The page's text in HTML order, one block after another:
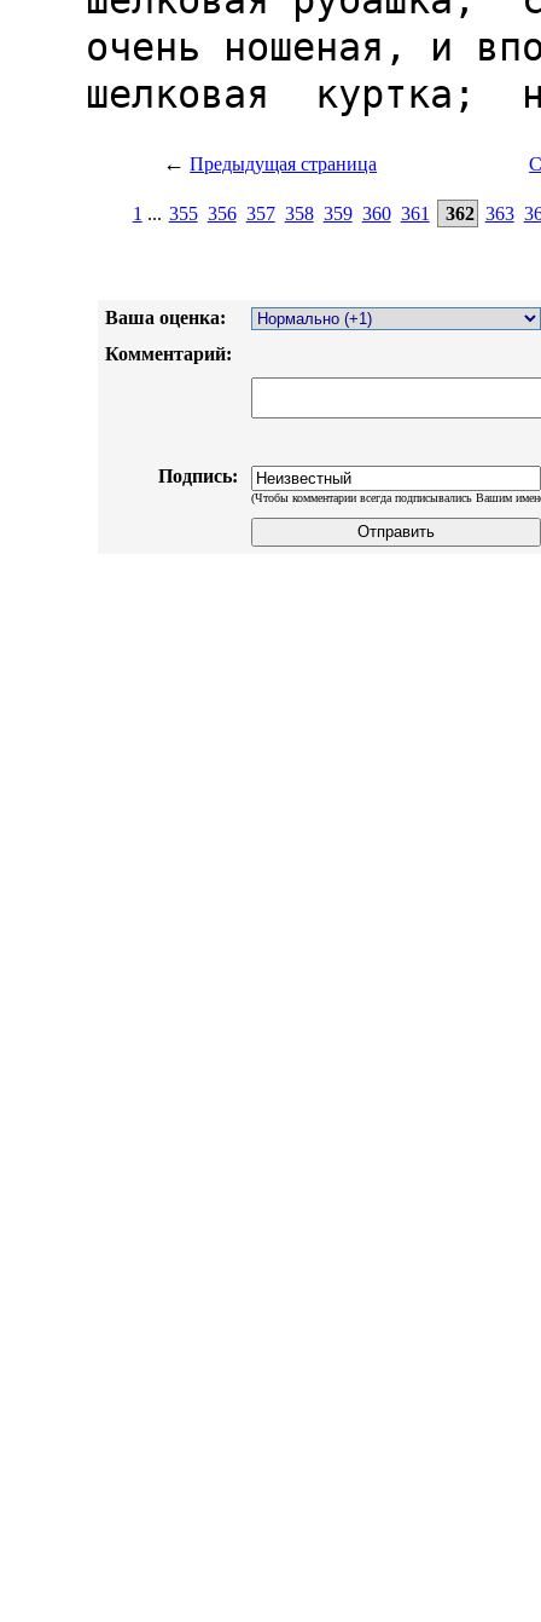
← Предыдущая страница
1 ... 355 356 357 358 359 360 361 362 363
Ваша оценка:
Комментарий:
Подпись:
(Чтобы комментарии всегда подписывались Вашим